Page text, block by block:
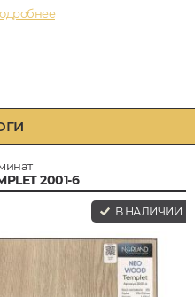
2001-6
В НАЛИЧИИ